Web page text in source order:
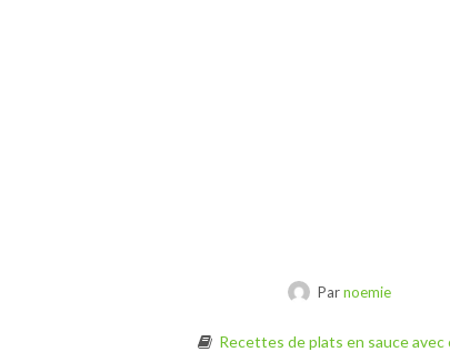
Parnoemie
Recettes de plats en sauce avec